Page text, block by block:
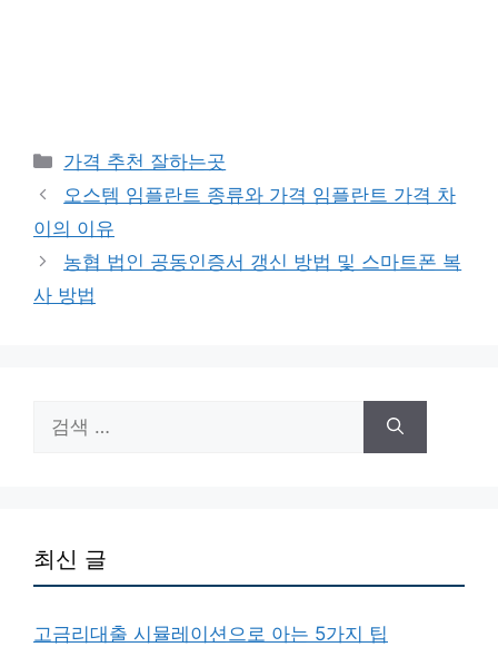
카
테
리
가격 추천 잘하는곳
오스템 임플란트 종류와 가격 임플란트 가격 차
이의 이유
농협 법인 공동인증서 갱신 방법 및 스마트폰 복
사 방법
색:
최신 글
고금리대출 시뮬레이션으로 아는 5가지 팁